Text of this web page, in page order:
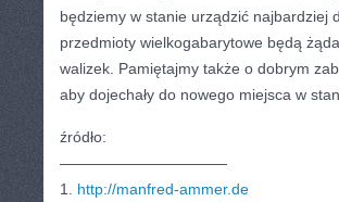
będziemy w stanie urządzić najbardziej
przedmioty wielkogabarytowe będą
walizek. Pamiętajmy także o dobrym
aby dojechały do nowego miejsca w
źródło:
———————————
1. http://manfred-ammer.de